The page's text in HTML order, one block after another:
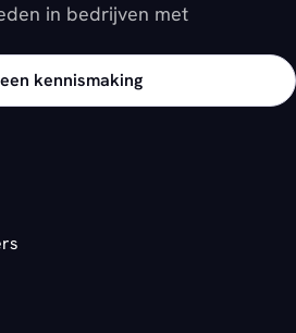
in bedrijven met
kennismaking